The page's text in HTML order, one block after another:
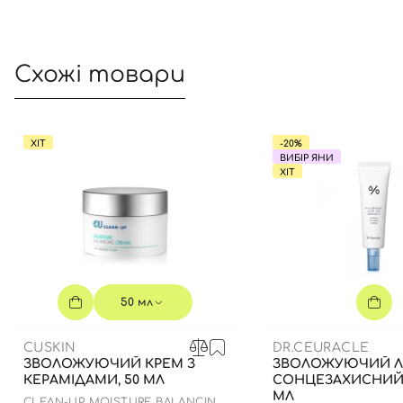
Схожі товари
ХІТ
50 мл
CUSKIN
ЗВОЛОЖУЮЧИЙ КРЕМ З
КЕРАМІДАМИ, 50 МЛ
-20%
ВИБІР ЯНИ
ХІТ
DR.CEURACLE
ЗВОЛОЖУЮЧИЙ
СОНЦЕЗАХИСНИЙ
МЛ